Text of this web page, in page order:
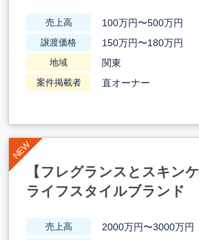
売上高 100万円〜500万円
譲渡価格 150万円〜180万円
地域 関東
案件掲載者 直オーナー
【フレグランスとスキン
ライフスタイルブランド
売上高 2000万円〜3000万円